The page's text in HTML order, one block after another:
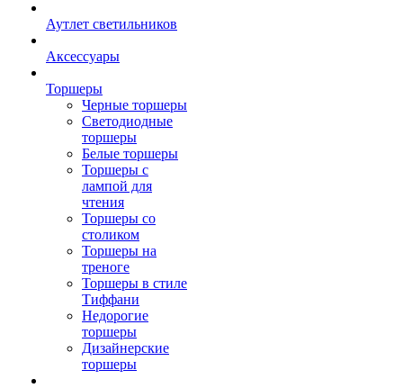
Аутлет светильников
Аксессуары
Торшеры
Черные торшеры
Светодиодные
торшеры
Белые торшеры
Торшеры с
лампой для
чтения
Торшеры со
столиком
Торшеры на
треноге
Торшеры в стиле
Тиффани
Недорогие
торшеры
Дизайнерские
торшеры